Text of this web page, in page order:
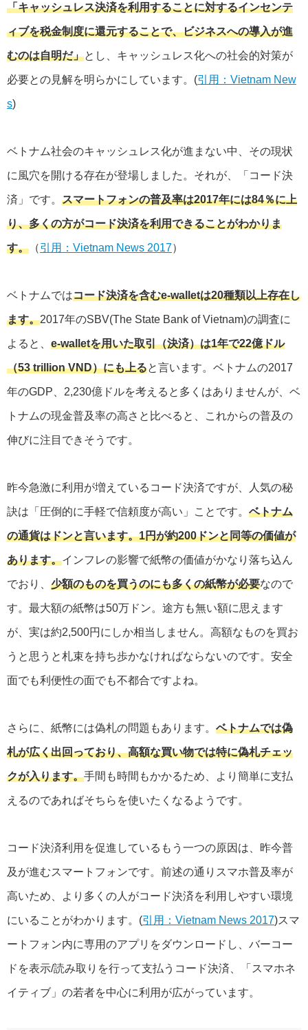
「キャッシュレス決済を利用することに対するインセンテ
ィブを税金制度に還元することで、ビジネスへの導入が進
むのは自明だ」とし、キャッシュレス化への社会的対策が
必要との見解を明らかにしています。(引用：Vietnam New
s)
ベトナム社会のキャッシュレス化が進まない中、その現状
に風穴を開ける存在が登場しました。それが、「コード決
済」です。 スマートフォンの普及率は2017年には84％に上
り、多くの方がコード決済を利用できることがわかりま
す。 （引用：Vietnam News 2017）
ベトナムではコード決済を含むe-walletは20種類以上存在し
ます。2017年のSBV(The State Bank of Vietnam)の調査に
よると、 e-walletを用いた取引（決済）は1年で22億ドル
（53 trillion VND）にも上ると言います。ベトナムの2017
年のGDP、2,230億ドルを考えると多くはありませんが、ベ
トナムの現金普及率の高さと比べると、これからの普及の
伸びに注目できそうです。
昨今急激に利用が増えているコード決済ですが、人気の秘
訣は「圧倒的に手軽で信頼度が高い」ことです。 ベトナム
の通貨はドンと言います。1円が約200ドンと同等の価値が
あります。インフレの影響で紙幣の価値がかなり落ち込ん
でおり、 少額のものを買うのにも多くの紙幣が必要なので
す。最大額の紙幣は50万ドン。途方も無い額に思えます
が、実は約2,500円にしか相当しません。高額なものを買お
うと思うと札束を持ち歩かなければならないのです。安全
面でも利便性の面でも不都合ですよね。
さらに、紙幣には偽札の問題もあります。 ベトナムでは偽
札が広く出回っており、高額な買い物では特に偽札チェッ
クが入ります。手間も時間もかかるため、より簡単に支払
えるのであればそちらを使いたくなるようです。
コード決済利用を促進しているもう一つの原因は、昨今普
及が進むスマートフォンです。前述の通りスマホ普及率が
高いため、より多くの人がコード決済を利用しやすい環境
にいることがわかります。(引用：Vietnam News 2017)スマ
ートフォン内に専用のアプリをダウンロードし、バーコー
ドを表示/読み取りを行って支払うコード決済、「スマホネ
イティブ」の若者を中心に利用が広がっています。